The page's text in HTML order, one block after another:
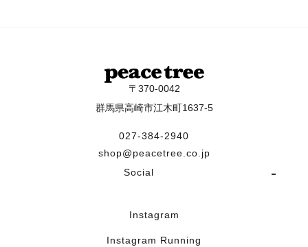
〒370-0042
群馬県高崎市江木町1637-5
027-384-2940
shop@peacetree.co.jp
Social
Instagram
Instagram Running